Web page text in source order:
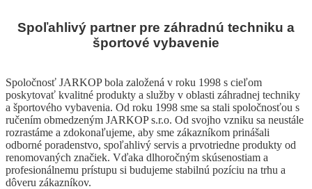
Spoľahlivý partner pre záhradnú techniku a
športové vybavenie
Spoločnosť JARKOP bola založená v roku 1998 s cieľom
poskytovať kvalitné produkty a služby v oblasti záhradnej techniky
a športového vybavenia. Od roku 1998 sme sa stali spoločnosťou s
ručením obmedzeným JARKOP s.r.o. Od svojho vzniku sa neustále
rozrastáme a zdokonaľujeme, aby sme zákazníkom prinášali
odborné poradenstvo, spoľahlivý servis a prvotriedne produkty od
renomovaných značiek. Vďaka dlhoročným skúsenostiam a
profesionálnemu prístupu si budujeme stabilnú pozíciu na trhu a
dôveru zákazníkov.